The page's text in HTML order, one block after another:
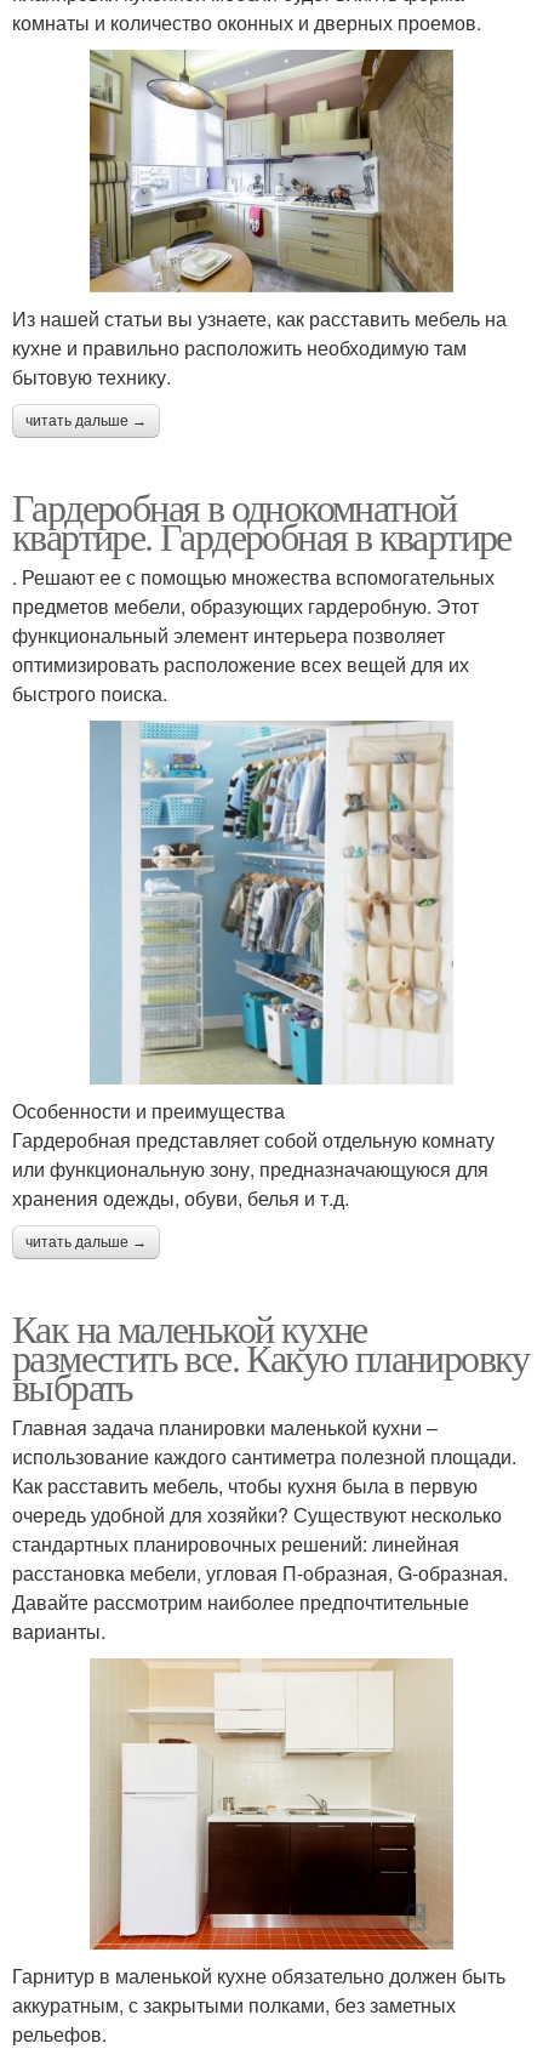
комнаты и количество оконных и дверных проемов.
Из нашей статьи вы узнаете, как расставить мебель на
кухне и правильно расположить необходимую там
бытовую технику.
читать дальше →
Гардеробная в однокомнатной
квартире. Гардеробная в квартире
. Решают ее с помощью множества вспомогательных
предметов мебели, образующих гардеробную. Этот
функциональный элемент интерьера позволяет
оптимизировать расположение всех вещей для их
быстрого поиска.
Особенности и преимущества
Гардеробная представляет собой отдельную комнату
или функциональную зону, предназначающуюся для
хранения одежды, обуви, белья и т.д.
читать дальше →
Как на маленькой кухне
разместить все. Какую планировку
выбрать
Главная задача планировки маленькой кухни –
использование каждого сантиметра полезной площади.
Как расставить мебель, чтобы кухня была в первую
очередь удобной для хозяйки? Существуют несколько
стандартных планировочных решений: линейная
расстановка мебели, угловая П-образная, G-образная.
Давайте рассмотрим наиболее предпочтительные
варианты.
Гарнитур в маленькой кухне обязательно должен быть
аккуратным, с закрытыми полками, без заметных
рельефов.